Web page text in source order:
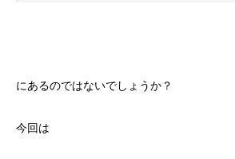
にあるのではないでしょうか？
今回は